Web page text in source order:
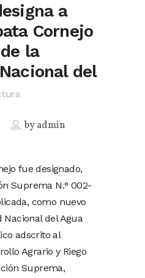
a
Cornejo
la
del
byadmin
fue designado,
Suprema N.° 002-
como nuevo
del Agua
adscrito al
Agrario y Riego
Suprema,